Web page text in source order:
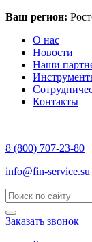
Ваш регион:
О нас
Новости
Наши
Контакты
8 (800) 707-23-80
info@fin-service.su
Заказать звонок